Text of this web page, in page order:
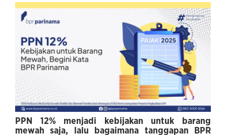
PPN 12% menjadi kebijakan untuk barang
mewah saja, lalu bagaimana tanggapan BPR